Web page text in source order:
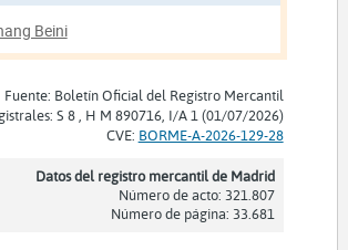
Beini
Fuente: Boletín Oficial del Registro Mercantil
S 8 , H M 890716, I/A 1 (01/07/2026)
CVE: BORME-A-2026-129-28
Datos del registro mercantil de Madrid
Número de acto: 321.807
Número de página: 33.681